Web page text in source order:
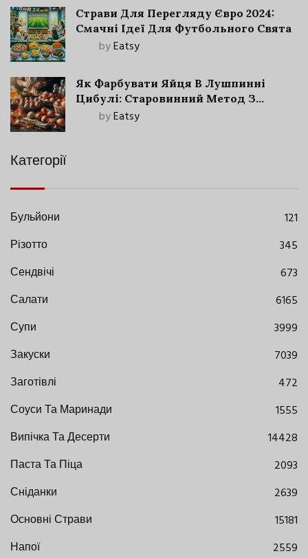
Страви Для Перегляду Євро 2024:
Смачні Ідеї Для Футбольного Свята
byEatsy
Як Фарбувати Яйця В Лушпинні
Цибулі: Старовинний Метод З
Сучасними Нюансами
byEatsy
Категорії
Бульйони
121
Різотто
345
Сендвічі
673
Салати
6165
Супи
3999
Закуски
7039
Заготівлі
472
Соуси Та Маринади
1555
Випічка Та Десерти
14428
Паста Та Піца
2093
Сніданки
2639
Основні Страви
15181
Напої
2559